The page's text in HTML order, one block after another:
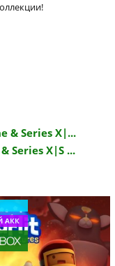
& Series X|...
Series X|S ...
АКК